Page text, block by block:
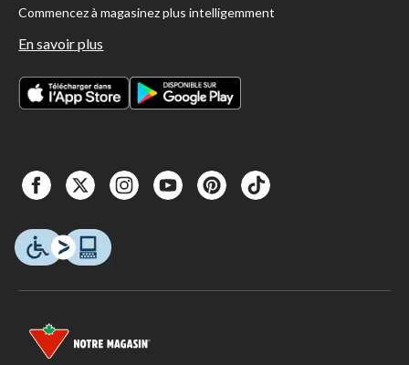
Commencez à magasinez plus intelligemment
En savoir plus